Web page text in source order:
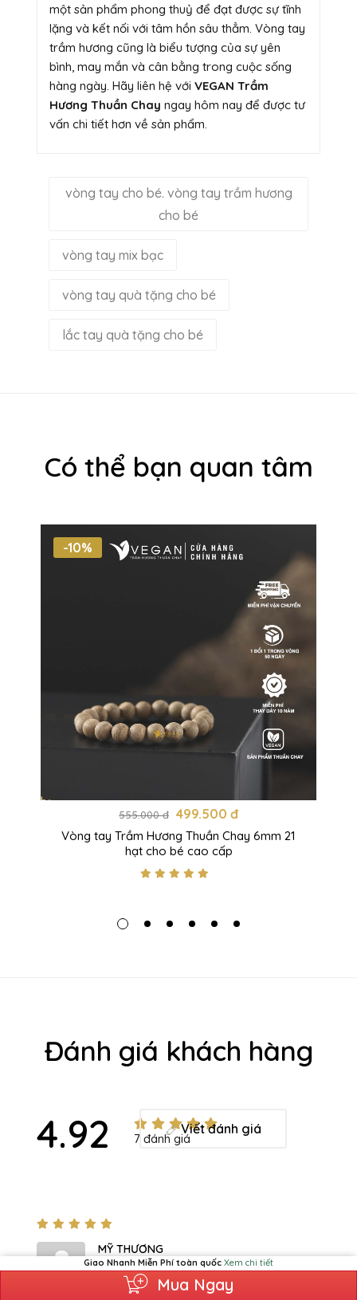
một sản phẩm phong thuỷ để đạt được sự tĩnh
lặng và kết nối với tâm hồn sâu thẳm. Vòng tay
trầm hương cũng là biểu tượng của sự yên
bình, may mắn và cân bằng trong cuộc sống
hàng ngày. Hãy liên hệ với VEGAN Trầm
Hương Thuần Chay ngay hôm nay để được tư
vấn chi tiết hơn về sản phẩm.
vòng tay cho bé. vòng tay trầm hương
cho bé
vòng tay mix bạc
vòng tay quà tặng cho bé
lắc tay quà tặng cho bé
Có thể bạn quan tâm
-10%
555.000 đ 499.500 đ
Vòng tay Trầm Hương Thuần Chay 6mm 21
hạt cho bé cao cấp
Đánh giá khách hàng
4.92 7 đánh giá
Viết đánh giá
MỸ THƯƠNG
Đã mua hàng
Giao Nhanh Miễn Phí toàn quốc Xem chi tiết
Mua Ngay